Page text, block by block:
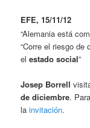
EFE, 15/11/12
“Alemania está
“Corre el riesgo
elestado social”
Josep Borrell
de diciembre.
lainvitación.